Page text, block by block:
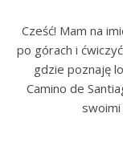
Cześć! Mam na
po górach i
gdzie poznaję
Camino de